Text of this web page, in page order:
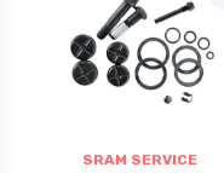
SRAM SERVICE